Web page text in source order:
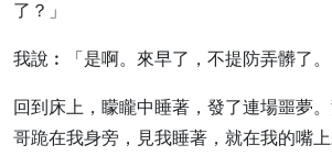
了？」
我說︰「是啊。來早了，不提防弄髒了。
回到床上，矇矓中睡著，發了連場噩夢
哥跪在我身旁，見我睡著，就在我的嘴上